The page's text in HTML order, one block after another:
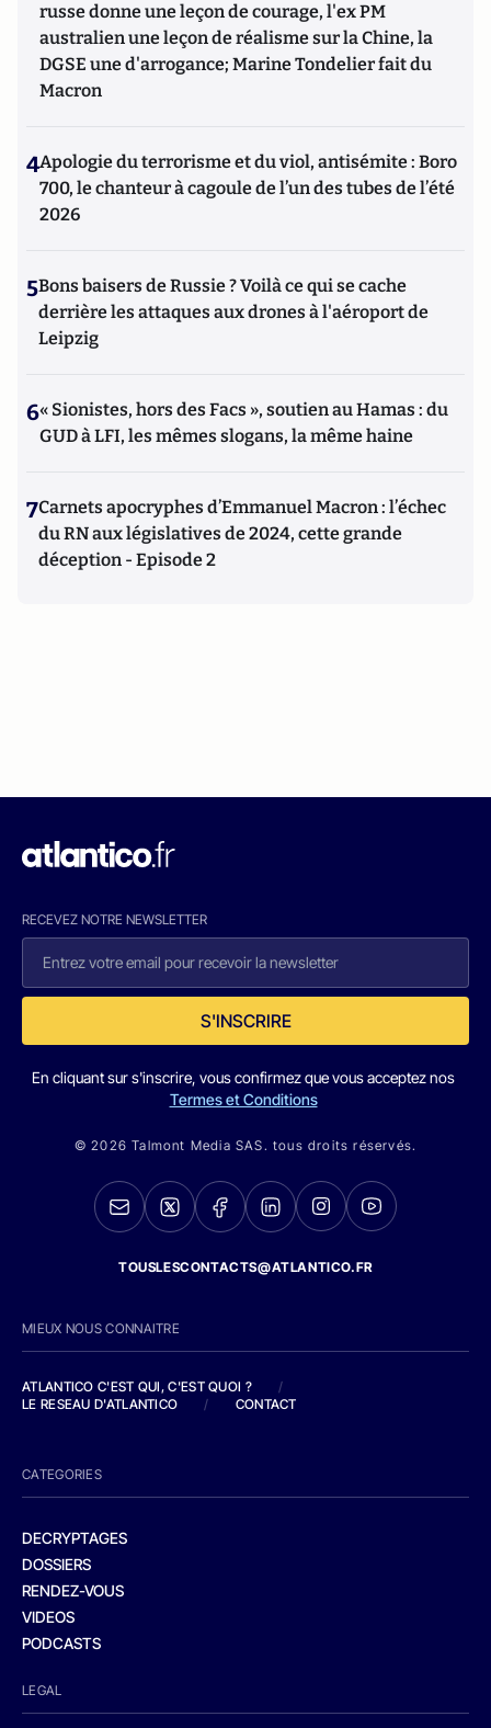
russe donne une leçon de courage, l'ex PM
australien une leçon de réalisme sur la Chine, la
DGSE une d'arrogance; Marine Tondelier fait du
Macron
4Apologie du terrorisme et du viol, antisémite : Boro
700, le chanteur à cagoule de l’un des tubes de l’été
2026
5Bons baisers de Russie ? Voilà ce qui se cache
derrière les attaques aux drones à l'aéroport de
Leipzig
6« Sionistes, hors des Facs », soutien au Hamas : du
GUD à LFI, les mêmes slogans, la même haine
7Carnets apocryphes d’Emmanuel Macron : l’échec
du RN aux législatives de 2024, cette grande
déception - Episode 2
RECEVEZ NOTRE NEWSLETTER
S'INSCRIRE
En cliquant sur s'inscrire, vous confirmez que vous acceptez nos
Termes et Conditions
© 2026 Talmont Media SAS. tous droits réservés.
TOUSLESCONTACTS@ATLANTICO.FR
MIEUX NOUS CONNAITRE
ATLANTICO C'EST QUI, C'EST QUOI ?
/
LE RESEAU D'ATLANTICO
/ CONTACT
CATEGORIES
DECRYPTAGES
DOSSIERS
RENDEZ-VOUS
VIDEOS
PODCASTS
LEGAL